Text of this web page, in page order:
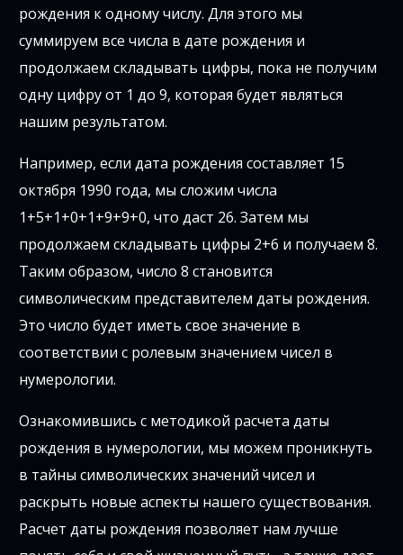
рождения к одному числу. Для этого мы
суммируем все числа в дате рождения и
продолжаем складывать цифры, пока не получим
одну цифру от 1 до 9, которая будет являться
нашим результатом.
Например, если дата рождения составляет 15
октября 1990 года, мы сложим числа
1+5+1+0+1+9+9+0, что даст 26. Затем мы
продолжаем складывать цифры 2+6 и получаем 8.
Таким образом, число 8 становится
символическим представителем даты рождения.
Это число будет иметь свое значение в
соответствии с ролевым значением чисел в
нумерологии.
Ознакомившись с методикой расчета даты
рождения в нумерологии, мы можем проникнуть
в тайны символических значений чисел и
раскрыть новые аспекты нашего существования.
Расчет даты рождения позволяет нам лучше